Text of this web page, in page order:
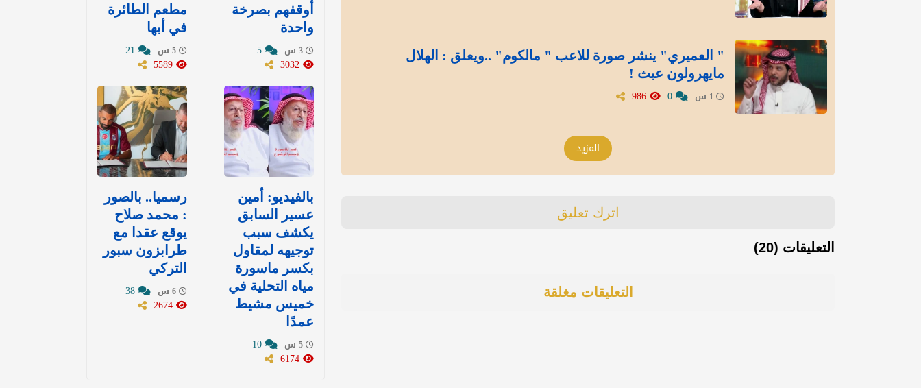
" العميري" ينشر صورة للاعب " مالكوم" ..ويعلق : الهلال
مايهرولون عبث !
المزيد
اترك تعليق
التعليقات (20)
التعليقات مغلقة
أوقفهم بصرخة
واحدة
مطعم الطائرة
في أبها
بالفيديو: أمين
عسير السابق
يكشف سبب
توجيهه لمقاول
بكسر ماسورة
مياه التحلية في
خميس مشيط
عمدًا
رسميا.. بالصور
: محمد صلاح
يوقع عقدا مع
طرابزون سبور
التركي